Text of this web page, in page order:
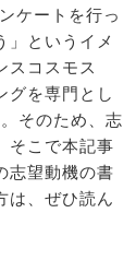
ケートを行っ
」というイメ
スコスモス
グを専門とし
そのため、志
そこで本記事
志望動機の書
は、ぜひ読ん